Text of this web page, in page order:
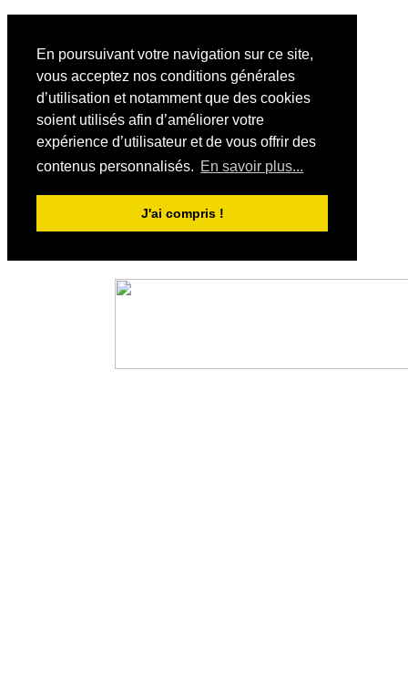
En poursuivant votre navigation sur ce site,
vous acceptez nos conditions générales
d’utilisation et notamment que des cookies
soient utilisés afin d’améliorer votre
expérience d’utilisateur et de vous offrir des
contenus personnalisés. En savoir plus...
J'ai compris !